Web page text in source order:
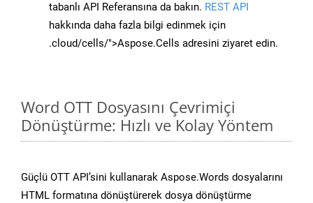
tabanlı API Referansına da bakın. REST API
hakkında daha fazla bilgi edinmek için
.cloud/cells/">Aspose.Cells adresini ziyaret edin.
Word OTT Dosyasını Çevrimiçi
Dönüştürme: Hızlı ve Kolay Yöntem
Güçlü OTT API’sini kullanarak Aspose.Words dosyalarını
HTML formatına dönüştürerek dosya dönüştürme